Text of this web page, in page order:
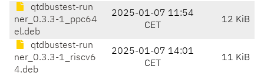
qtdbustest-run
ner_0.3.3-1_ppc64
el.deb
2025-01-07 11:54
CET
12 KiB
qtdbustest-run
ner_0.3.3-1_riscv6
4.deb
2025-01-07 14:01
CET
11 KiB